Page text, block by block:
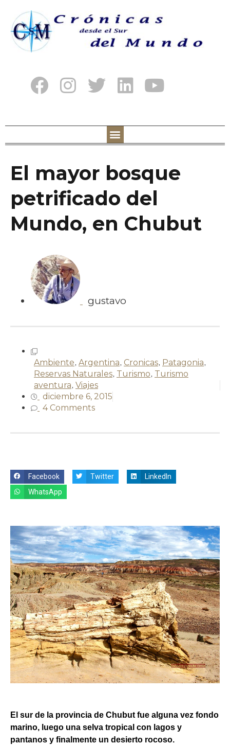
El mayor bosque
petrificado del
Mundo, en Chubut
gustavo
Ambiente, Argentina, Cronicas, Patagonia,
Reservas Naturales, Turismo, Turismo
aventura, Viajes
diciembre 6, 2015
4 Comments
Facebook Twitter
LinkedIn
WhatsApp
El sur de la provincia de Chubut fue alguna vez fondo
marino, luego una selva tropical con lagos y
pantanos y finalmente un desierto rocoso.